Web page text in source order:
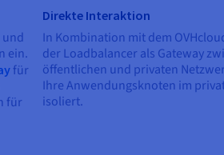
ein.
für
für
Direkte Interaktion
In Kombination mit dem
der Loadbalancer als Gateway
öffentlichen und privaten
Ihre Anwendungsknoten im
isoliert.